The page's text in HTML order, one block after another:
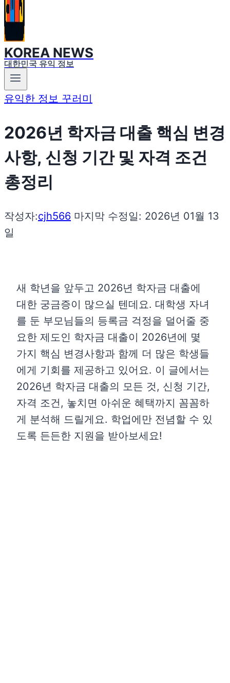
KOREA NEWS
대한민국 유익 정보
유익한 정보 꾸러미
2026년 학자금 대출 핵심 변경
사항, 신청 기간 및 자격 조건
총정리
작성자:cjh566 마지막 수정일: 2026년 01월 13
일
새 학년을 앞두고 2026년 학자금 대출에
대한 궁금증이 많으실 텐데요. 대학생 자녀
를 둔 부모님들의 등록금 걱정을 덜어줄 중
요한 제도인 학자금 대출이 2026년에 몇
가지 핵심 변경사항과 함께 더 많은 학생들
에게 기회를 제공하고 있어요. 이 글에서는
2026년 학자금 대출의 모든 것, 신청 기간,
자격 조건, 놓치면 아쉬운 혜택까지 꼼꼼하
게 분석해 드릴게요. 학업에만 전념할 수 있
도록 든든한 지원을 받아보세요!